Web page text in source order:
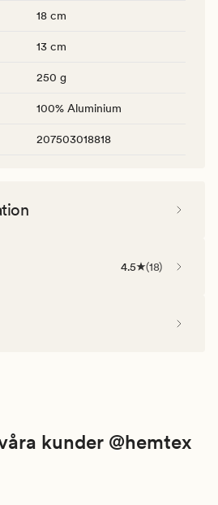
18 cm
13 cm
250 g
100% Aluminium
207503018818
4.5 (18)
kunder @hemtex